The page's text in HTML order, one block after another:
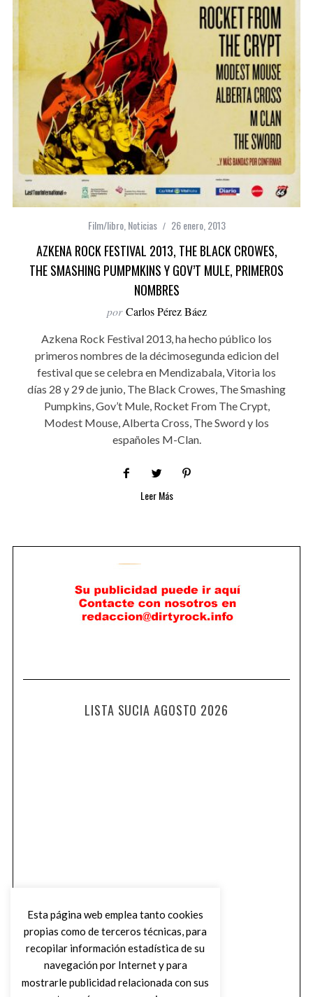
Film/libro, Noticias 26 enero, 2013
AZKENA ROCK FESTIVAL 2013, THE BLACK CROWES,
THE SMASHING PUMPMKINS Y GOV’T MULE, PRIMEROS
NOMBRES
por Carlos Pérez Báez
Azkena Rock Festival 2013, ha hecho público los
primeros nombres de la décimosegunda edicion del
festival que se celebra en Mendizabala, Vitoria los
días 28 y 29 de junio, The Black Crowes, The Smashing
Pumpkins, Gov’t Mule, Rocket From The Crypt,
Modest Mouse, Alberta Cross, The Sword y los
españoles M-Clan.
Leer Más
LISTA SUCIA AGOSTO 2026
Esta página web emplea tanto cookies
propias como de terceros técnicas, para
recopilar información estadística de su
navegación por Internet y para
mostrarle publicidad relacionada con sus